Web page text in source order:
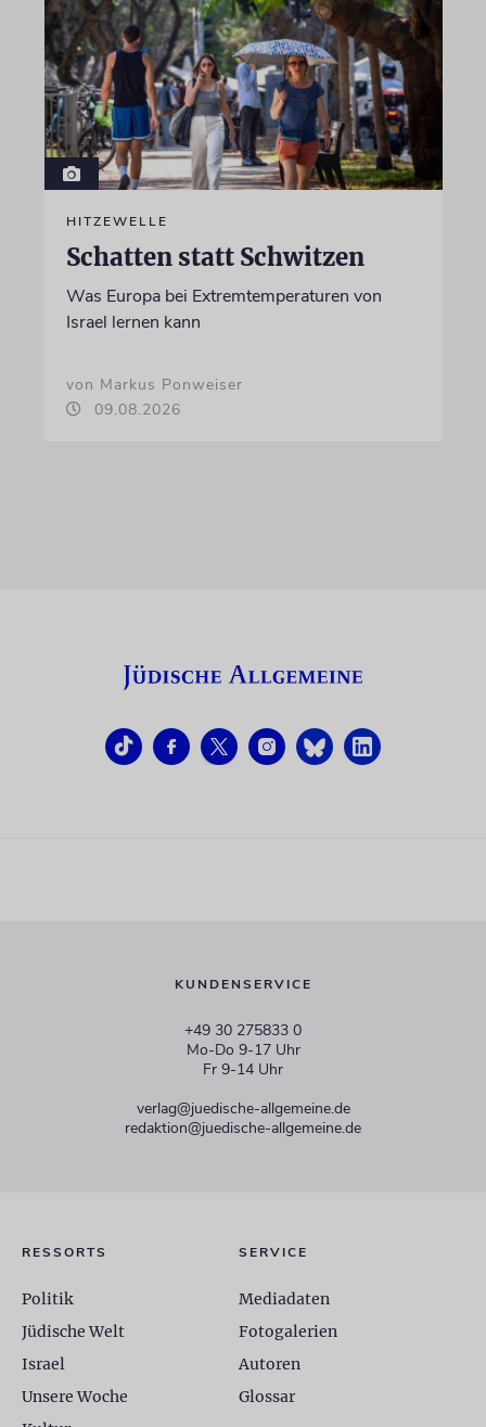
HITZEWELLE
Schatten statt Schwitzen
Was Europa bei Extremtemperaturen von
Israel lernen kann
von Markus Ponweiser
09.08.2026
KUNDENSERVICE
+49 30 275833 0
Mo-Do 9-17 Uhr
Fr 9-14 Uhr
verlag@juedische-allgemeine.de
redaktion@juedische-allgemeine.de
RESSORTS
Politik
Jüdische Welt
Israel
Unsere Woche
SERVICE
Mediadaten
Fotogalerien
Autoren
Glossar